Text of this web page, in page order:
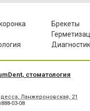
Брекеты
Коронка
Коронка
стоматология
Ланжероновская, 21
03-08